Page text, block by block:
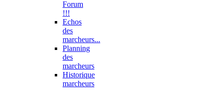
Forum
!!!
Echos
des
marcheurs...
Planning
des
marcheurs
Historique
marcheurs